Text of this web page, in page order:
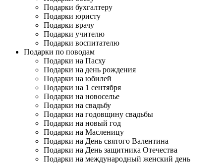
Подарки бухгалтеру
Подарки юристу
Подарки врачу
Подарки учителю
Подарки воспитателю
Подарки по поводам
Подарки на Пасху
Подарки на день рождения
Подарки на юбилей
Подарки на 1 сентября
Подарки на новоселье
Подарки на свадьбу
Подарки на годовщину свадьбы
Подарки на новый год
Подарки на Масленицу
Подарки на День святого Валентина
Подарки на День защитника Отечества
Подарки на международный женский день